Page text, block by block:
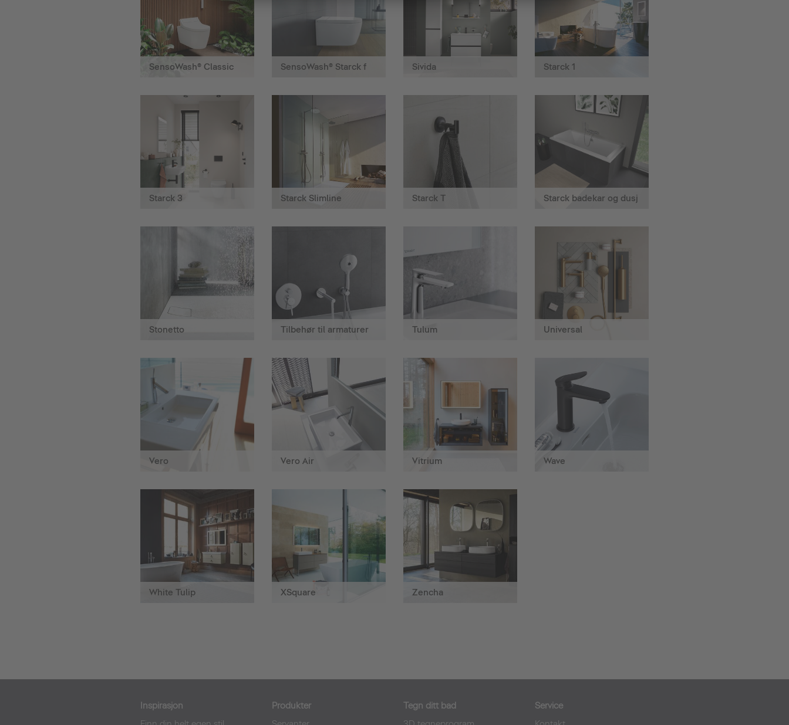
SensoWash® Classic SensoWash® Starck f Sivida Starck 1
Starck 3 Starck Slimline Starck T Starck badekar og dusj
Stonetto Tilbehør til armaturer Tulum Universal
Vero Vero Air Vitrium Wave
White Tulip XSquare Zencha
Inspirasjon
Produkter
Tegn ditt bad
Service